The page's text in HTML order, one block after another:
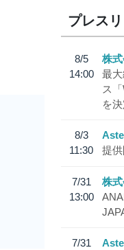
プレス
8/5
14:00
株
最
ス
を
8/3
11:30
提
7/31
13:00
株
7/31